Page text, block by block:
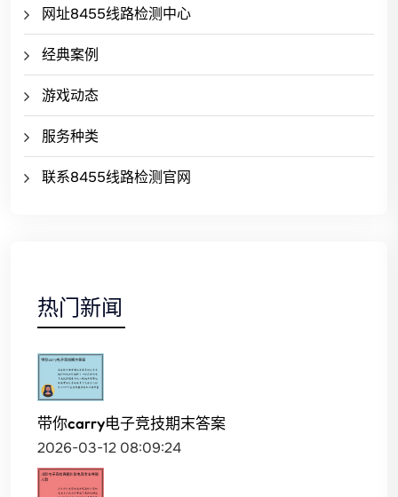
网址8455线路检测中心
经典案例
游戏动态
服务种类
联系8455线路检测官网
热门新闻
带你carry电子竞技期末答案
2026-03-12 08:09:24